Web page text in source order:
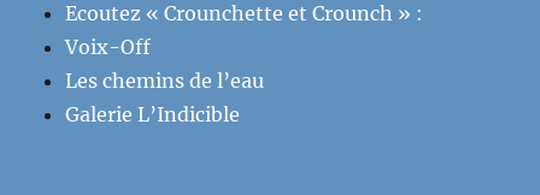
Ecoutez « Crounchette et Crounch » :
Voix-Off
Les chemins de l’eau
Galerie L’Indicible